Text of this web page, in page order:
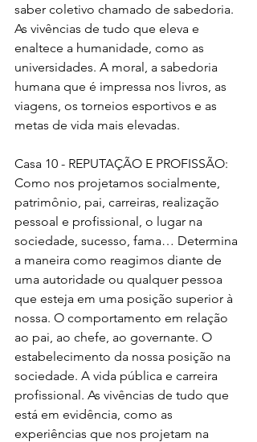
saber coletivo chamado de sabedoria.
As vivências de tudo que eleva e
enaltece a humanidade, como as
universidades. A moral, a sabedoria
humana que é impressa nos livros, as
viagens, os torneios esportivos e as
metas de vida mais elevadas.
Casa 10 - REPUTAÇÃO E PROFISSÃO:
Como nos projetamos socialmente,
patrimônio, pai, carreiras, realização
pessoal e profissional, o lugar na
sociedade, sucesso, fama… Determina
a maneira como reagimos diante de
uma autoridade ou qualquer pessoa
que esteja em uma posição superior à
nossa. O comportamento em relação
ao pai, ao chefe, ao governante. O
estabelecimento da nossa posição na
sociedade. A vida pública e carreira
profissional. As vivências de tudo que
está em evidência, como as
experiências que nos projetam na